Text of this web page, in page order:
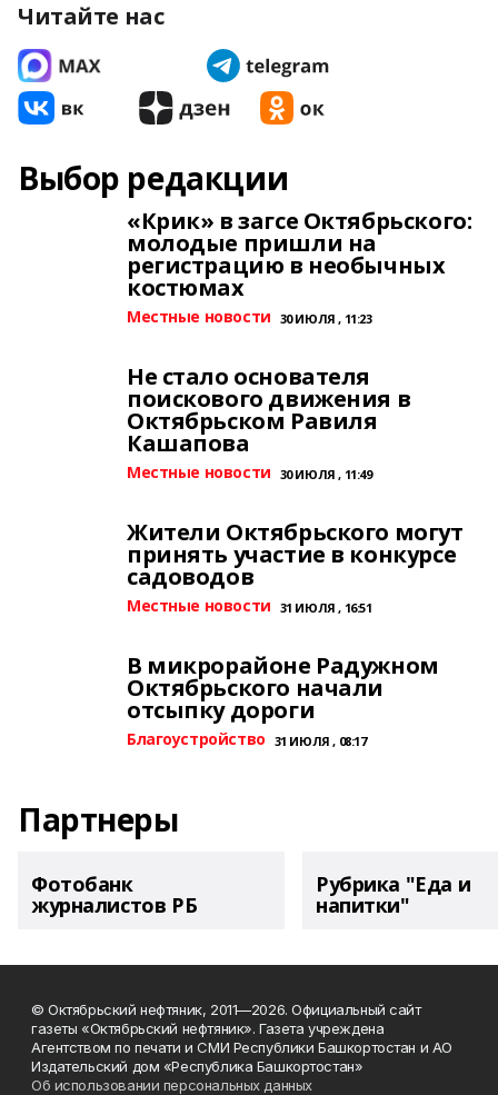
Читайте нас
Выбор редакции
«Крик» в загсе Октябрьского:
молодые пришли на
регистрацию в необычных
костюмах
Местные новости 30 ИЮЛЯ , 11:23
Не стало основателя
поискового движения в
Октябрьском Равиля
Кашапова
Местные новости 30 ИЮЛЯ , 11:49
Жители Октябрьского могут
принять участие в конкурсе
садоводов
Местные новости 31 ИЮЛЯ , 16:51
В микрорайоне Радужном
Октябрьского начали
отсыпку дороги
Благоустройство 31 ИЮЛЯ , 08:17
Партнеры
Фотобанк
журналистов РБ
Рубрика "Еда и
напитки"
© Октябрьский нефтяник, 2011—2026. Официальный сайт
газеты «Октябрьский нефтяник». Газета учреждена
Агентством по печати и СМИ Республики Башкортостан и АО
Издательский дом «Республика Башкортостан»
Об использовании персональных данных